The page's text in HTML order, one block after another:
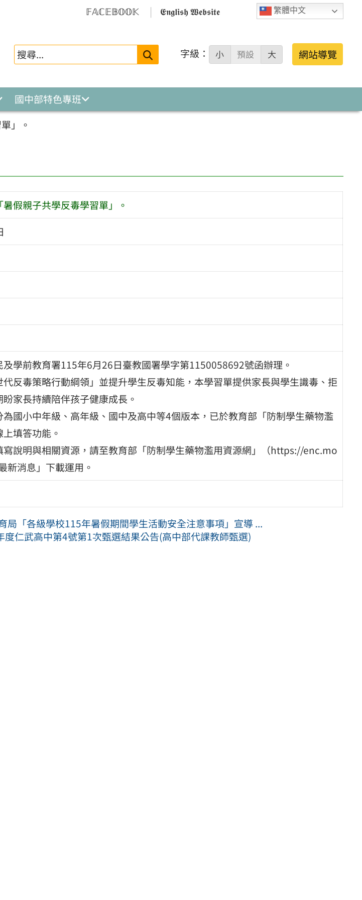
繁體中文
𝔽𝔸ℂ𝔼𝔹𝕆𝕆𝕂 𝕰𝖓𝖌𝖑𝖎𝖘𝖍 𝖂𝖊𝖇𝖘𝖎𝖙𝖊
搜
字級： 小 預設 大 網站導覽
國中部特色專班
」。
假親子共學反毒學習單」。
學前教育署115年6月26日臺教國署學字第1150058692號函辦理。
反毒策略行動綱領」並提升學生反毒知能，本學習單提供家長與學生識毒、拒
家長持續陪伴孩子健康成長。
國小中年級、高年級、國中及高中等4個版本，已於教育部「防制學生藥物濫
填答功能。
寫說明與相關資源，請至教育部「防制學生藥物濫用資源網」（https://enc.mo
新消息」下載運用。
局「各級學校115年暑假期間學生活動安全注意事項」宣導 ...
度仁武高中第4號第1次甄選結果公告(高中部代課教師甄選)